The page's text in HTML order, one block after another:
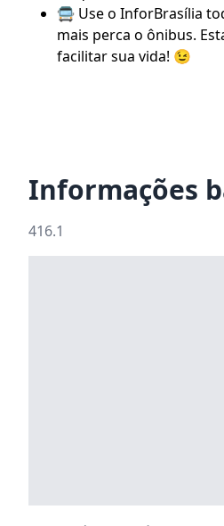
🚍 Use o InforBrasília
mais perca o ônibus.
facilitar sua vida! 😉
Informações
416.1